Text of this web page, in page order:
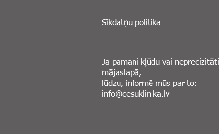
Sīkdatņu politika
Ja pamani kļūdu vai neprecizitāti
mājaslapā,
lūdzu, informē mūs par to:
info@cesuklinika.lv